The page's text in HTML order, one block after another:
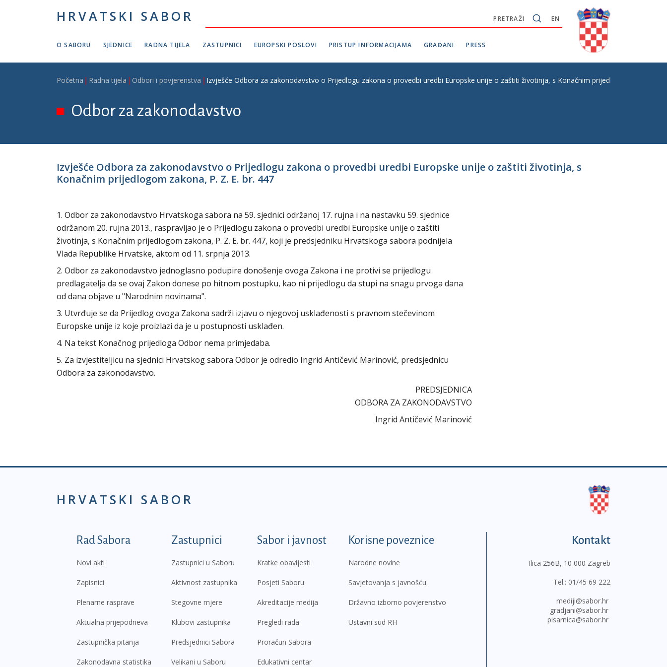
HRVATSKI SABOR EN
PRETRAŽI
O SABORU SJEDNICE RADNA TIJELA ZASTUPNICI EUROPSKI POSLOVI PRISTUP INFORMACIJAMA GRAĐANI PRESS
Breadcrumb
Početna Radna tijela Odbori i povjerenstva Izvješće Odbora za zakonodavstvo o Prijedlogu zakona o provedbi uredbi Europske unije o zaštiti životinja, s Konačnim prijedlogom zakona, P.
Odbor za zakonodavstvo
Izvješće Odbora za zakonodavstvo o Prijedlogu zakona o provedbi uredbi Europske unije o zaštiti životinja, s
Konačnim prijedlogom zakona, P. Z. E. br. 447
1. Odbor za zakonodavstvo Hrvatskoga sabora na 59. sjednici održanoj 17. rujna i na nastavku 59. sjednice
održanom 20. rujna 2013., raspravljao je o Prijedlogu zakona o provedbi uredbi Europske unije o zaštiti
životinja, s Konačnim prijedlogom zakona, P. Z. E. br. 447, koji je predsjedniku Hrvatskoga sabora podnijela
Vlada Republike Hrvatske, aktom od 11. srpnja 2013.
2. Odbor za zakonodavstvo jednoglasno podupire donošenje ovoga Zakona i ne protivi se prijedlogu
predlagatelja da se ovaj Zakon donese po hitnom postupku, kao ni prijedlogu da stupi na snagu prvoga dana
od dana objave u "Narodnim novinama".
3. Utvrđuje se da Prijedlog ovoga Zakona sadrži izjavu o njegovoj usklađenosti s pravnom stečevinom
Europske unije iz koje proizlazi da je u postupnosti usklađen.
4. Na tekst Konačnog prijedloga Odbor nema primjedaba.
5. Za izvjestiteljicu na sjednici Hrvatskog sabora Odbor je odredio Ingrid Antičević Marinović, predsjednicu
Odbora za zakonodavstvo.
PREDSJEDNICA
ODBORA ZA ZAKONODAVSTVO
Ingrid Antičević Marinović
HRVATSKI SABOR
Podnožje prvi izbornik
Rad Sabora
Novi akti
Zapisnici
Plenarne rasprave
Aktualna prijepodneva
Zastupnička pitanja
Zakonodavna statistika
Zastupnici
Zastupnici u Saboru
Aktivnost zastupnika
Stegovne mjere
Klubovi zastupnika
Predsjednici Sabora
Velikani u Saboru
Sabor i javnost
Kratke obavijesti
Posjeti Saboru
Akreditacije medija
Pregledi rada
Proračun Sabora
Edukativni centar
Korisne poveznice
Narodne novine
Savjetovanja s javnošću
Državno izborno povjerenstvo
Ustavni sud RH
Kontakt
Ilica 256B, 10 000 Zagreb
Tel.: 01/45 69 222
mediji@sabor.hr
gradjani@sabor.hr
pisarnica@sabor.hr